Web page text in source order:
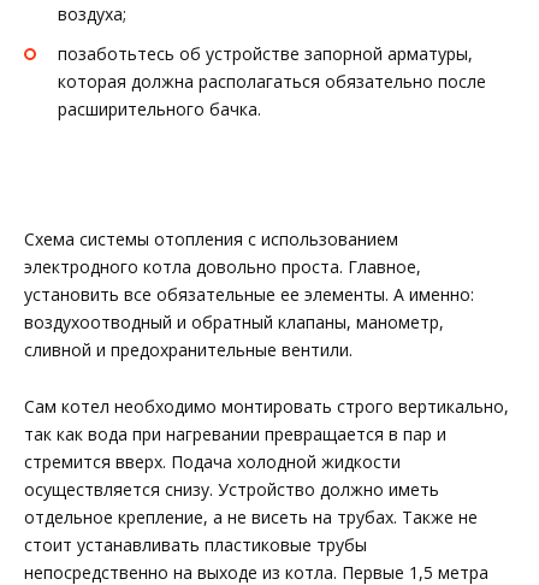
воздуха;
позаботьтесь об устройстве запорной арматуры,
которая должна располагаться обязательно после
расширительного бачка.
Схема системы отопления с использованием
электродного котла довольно проста. Главное,
установить все обязательные ее элементы. А именно:
воздухоотводный и обратный клапаны, манометр,
сливной и предохранительные вентили.
Сам котел необходимо монтировать строго вертикально,
так как вода при нагревании превращается в пар и
стремится вверх. Подача холодной жидкости
осуществляется снизу. Устройство должно иметь
отдельное крепление, а не висеть на трубах. Также не
стоит устанавливать пластиковые трубы
непосредственно на выходе из котла. Первые 1,5 метра